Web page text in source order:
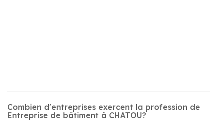
Combien d'entreprises exercent la profession de
Entreprise de bâtiment à CHATOU?